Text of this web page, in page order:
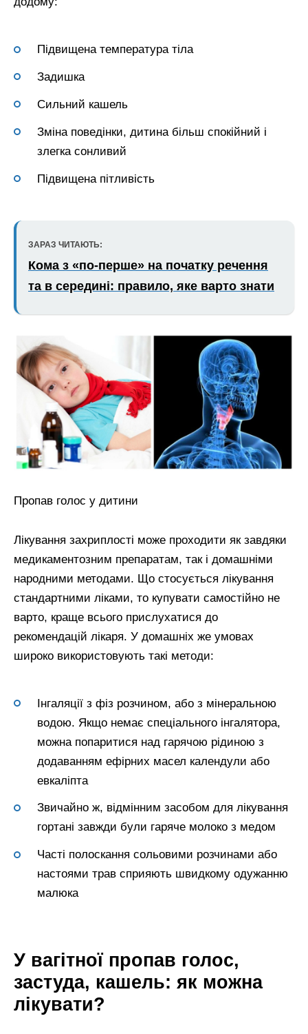
Підвищена температура тіла
Задишка
Сильний кашель
Зміна поведінки, дитина більш спокійний і
злегка сонливий
Підвищена пітливість
ЗАРАЗ ЧИТАЮТЬ:
Кома з «по-перше» на початку речення
та в середині: правило, яке варто знати
Пропав голос у дитини
Лікування захриплості може проходити як завдяки
медикаментозним препаратам, так і домашніми
народними методами. Що стосується лікування
стандартними ліками, то купувати самостійно не
варто, краще всього прислухатися до
рекомендацій лікаря. У домашніх же умовах
широко використовують такі методи:
Інгаляції з фіз розчином, або з мінеральною
водою. Якщо немає спеціального інгалятора,
можна попаритися над гарячою рідиною з
додаванням ефірних масел календули або
евкаліпта
Звичайно ж, відмінним засобом для лікування
гортані завжди були гаряче молоко з медом
Часті полоскання сольовими розчинами або
настоями трав сприяють швидкому одужанню
малюка
У вагітної пропав голос,
застуда, кашель: як можна
лікувати?